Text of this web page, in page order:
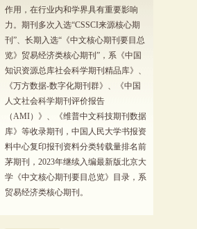
作用，在行业内和学界具有重要影响
力。期刊多次入选“CSSCI来源核心期
刊”、长期入选“《中文核心期刊要目总
览》贸易经济类核心期刊”，系《中国
知识资源总库社会科学期刊精品库》、
《万方数据-数字化期刊群》、《中国
人文社会科学期刊评价报告
（AMI）》、《维普中文科技期刊数据
库》等收录期刊，中国人民大学书报资
料中心复印报刊资料分类转载量排名前
茅期刊，2023年继续入编最新版北京大
学《中文核心期刊要目总览》目录，系
贸易经济类核心期刊。